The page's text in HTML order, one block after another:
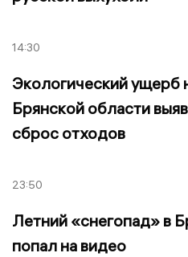
14:30
Экологический ущерб
Брянской области
сброс отходов
23:50
Летний «снегопад» в
попал на видео